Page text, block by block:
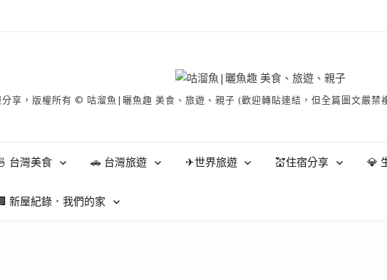
，版權所有 © 咕溜魚|曬魚趣 美食、旅遊、親子 (歡迎轉貼連結，但全篇圖文嚴禁
台灣美食 🚗 台灣旅遊 ✈世界旅遊 💒住宿分享 💎
新屋紀錄．我們的家